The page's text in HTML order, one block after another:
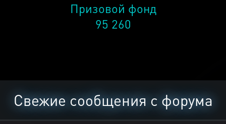
Призовой фонд
95 260
Свежие сообщения с форума